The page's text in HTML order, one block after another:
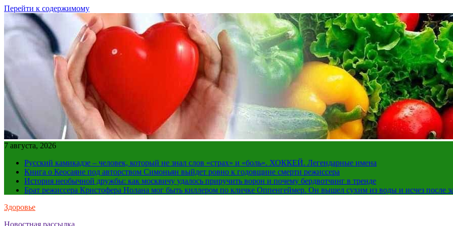
Перейти к содержимому
7 августа, 2026
Русский камикадзе – человек, который не знал слов «страх» и «боль». ХОККЕЙ. Легендарные имена
Книга о Кеосаяне под авторством Симоньян выйдет ровно к годовщине смерти режиссера
История необычной дружбы: как москвичу удалось приручить ворон и почему бердвотчинг в тренде
Брат режиссера Кристофера Нолана мог быть киллером по кличке Оппенгеймер. Он вышел сухим из воды и исчез после
Здоровье
Новостная рассылка